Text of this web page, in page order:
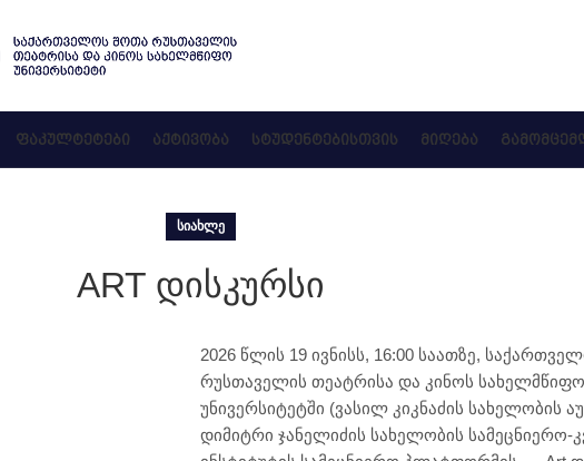
ᲤᲐᲙᲣᲚᲢᲔᲢᲔᲑᲘ ᲐᲥᲢᲘᲕᲝᲑᲐ ᲡᲢᲣᲓᲔᲜᲢᲔᲑᲘᲡᲗᲕᲘᲡ ᲛᲘᲦᲔᲑᲐ
ᲡᲘᲐᲮᲚᲔ
ART დისკურსი
2026 წლის 19 ივნისს, 16:00 საათზე,
რუსთაველის თეატრისა და კინოს სახელმწიფო
უნივერსიტეტში (ვასილ კიკნაძის სახელობის
დიმიტრი ჯანელიძის სახელობის სამეცნიერო-